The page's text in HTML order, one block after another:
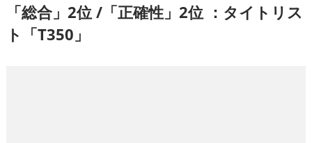
「総合」2位 /「正確性」2位 ：タイトリス
ト「T350」